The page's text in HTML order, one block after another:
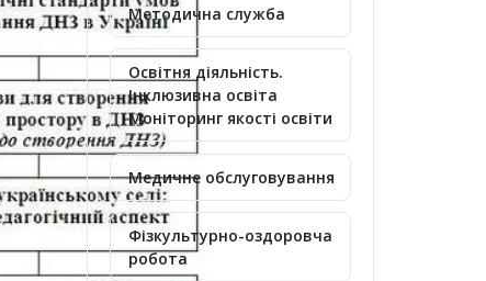
Методична служба
Освітня діяльність.
Інклюзивна освіта
Моніторинг якості освіти
Медичне обслуговування
Фізкультурно-оздоровча
робота